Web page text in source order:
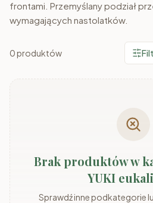
frontami. Przemyślany podział
wymagających nastolatków.
0produktów
Brak produktów w
YUKI
Sprawdź inne podkategorie